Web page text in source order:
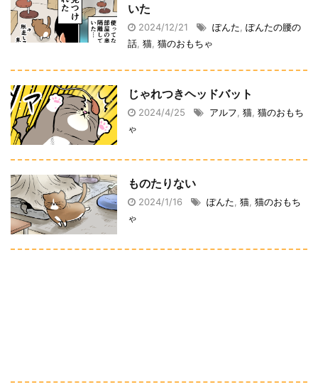
いた
2024/12/21 ぽんた ぽんたの腰の
話 猫 猫のおもちゃ
じゃれつきヘッドバット
2024/4/25 アルフ 猫 猫のおもち
ゃ
ものたりない
2024/1/16 ぽんた 猫 猫のおもち
ゃ